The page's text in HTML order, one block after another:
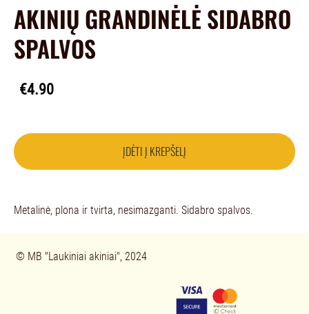
AKINIŲ GRANDINĖLĖ SIDABRO
SPALVOS
€4.90
ĮDĖTI Į KREPŠELĮ
Metalinė, plona ir tvirta, nesimazganti. Sidabro spalvos.
© MB "Laukiniai akiniai", 2024